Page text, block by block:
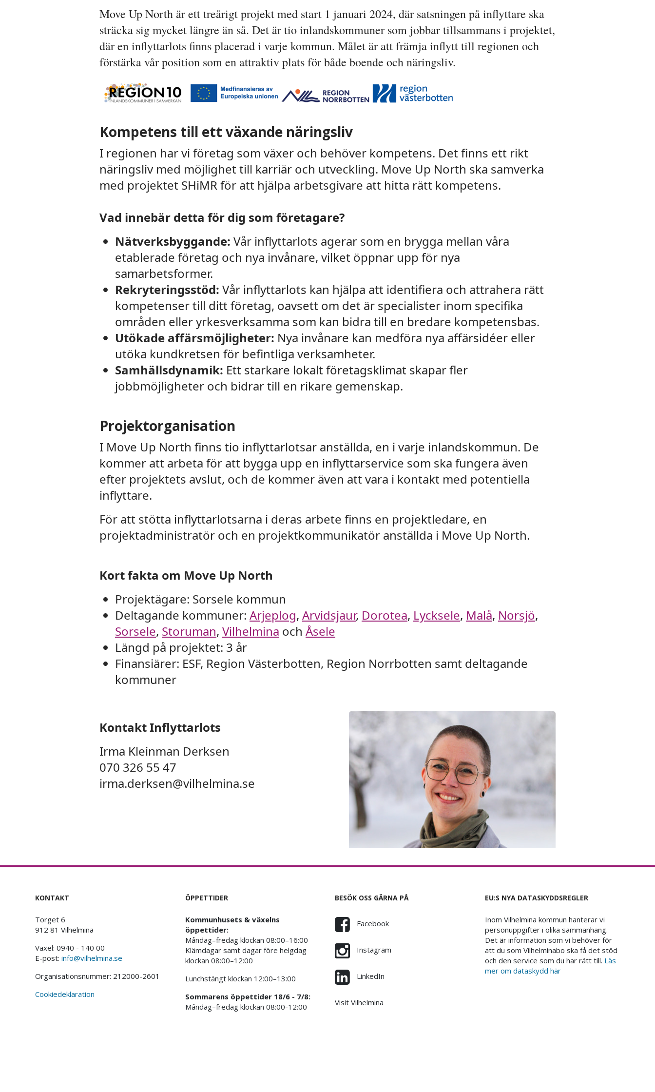
Move Up North är ett treårigt projekt med start 1 januari 2024, där satsningen på inflyttare ska
sträcka sig mycket längre än så. Det är tio inlandskommuner som jobbar tillsammans i projektet,
där en inflyttarlots finns placerad i varje kommun. Målet är att främja inflytt till regionen och
förstärka vår position som en attraktiv plats för både boende och näringsliv.
Kompetens till ett växande näringsliv
I regionen har vi företag som växer och behöver kompetens. Det finns ett rikt
näringsliv med möjlighet till karriär och utveckling. Move Up North ska samverka
med projektet SHiMR för att hjälpa arbetsgivare att hitta rätt kompetens.
Vad innebär detta för dig som företagare?
Nätverksbyggande: Vår inflyttarlots agerar som en brygga mellan våra
etablerade företag och nya invånare, vilket öppnar upp för nya
samarbetsformer.
Rekryteringsstöd: Vår inflyttarlots kan hjälpa att identifiera och attrahera rätt
kompetenser till ditt företag, oavsett om det är specialister inom specifika
områden eller yrkesverksamma som kan bidra till en bredare kompetensbas.
Utökade affärsmöjligheter: Nya invånare kan medföra nya affärsidéer eller
utöka kundkretsen för befintliga verksamheter.
Samhällsdynamik: Ett starkare lokalt företagsklimat skapar fler
jobbmöjligheter och bidrar till en rikare gemenskap.
Projektorganisation
I Move Up North finns tio inflyttarlotsar anställda, en i varje inlandskommun. De
kommer att arbeta för att bygga upp en inflyttarservice som ska fungera även
efter projektets avslut, och de kommer även att vara i kontakt med potentiella
inflyttare.
För att stötta inflyttarlotsarna i deras arbete finns en projektledare, en
projektadministratör och en projektkommunikatör anställda i Move Up North.
Kort fakta om Move Up North
Projektägare: Sorsele kommun
Deltagande kommuner: Arjeplog, Arvidsjaur, Dorotea, Lycksele, Malå, Norsjö,
Sorsele, Storuman, Vilhelmina och Åsele
Längd på projektet: 3 år
Finansiärer: ESF, Region Västerbotten, Region Norrbotten samt deltagande
kommuner
Kontakt Inflyttarlots
Irma Kleinman Derksen
070 326 55 47
irma.derksen@vilhelmina.se
KONTAKT
Torget 6
912 81 Vilhelmina
Växel: 0940 - 140 00
E-post: info@vilhelmina.se
Organisationsnummer: 212000-2601
Cookiedeklaration
ÖPPETTIDER
Kommunhusets & växelns
öppettider:
Måndag–fredag klockan 08:00–16:00
Klämdagar samt dagar före helgdag
klockan 08:00–12:00
Lunchstängt klockan 12:00–13:00
Sommarens öppettider 18/6 - 7/8:
Måndag–fredag klockan 08:00-12:00
BESÖK OSS GÄRNA PÅ
Facebook
Instagram
LinkedIn
Visit Vilhelmina
EU:S NYA DATASKYDDSREGLER
Inom Vilhelmina kommun hanterar vi
personuppgifter i olika sammanhang.
Det är information som vi behöver för
att du som Vilhelminabo ska få det stöd
och den service som du har rätt till. Läs
mer om dataskydd här